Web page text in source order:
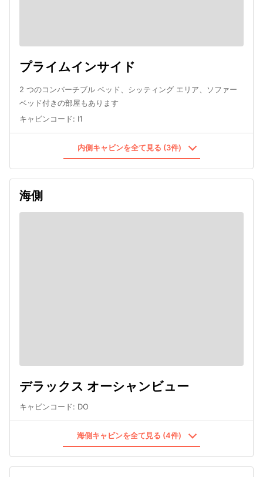
プライムインサイド
2 つのコンバーチブル ベッド、シッティング エリア、ソファー
ベッド付きの部屋もあります
キャビンコード: I1
内側キャビンを全て見る (3件)
海側
デラックス オーシャンビュー
キャビンコード: DO
海側キャビンを全て見る (4件)